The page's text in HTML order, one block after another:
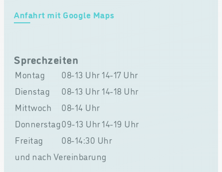
Anfahrt mit Google Maps
Sprechzeiten
Montag 08-13 Uhr 14-17 Uhr
Dienstag
08-13 Uhr 14-18 Uhr
Mittwoch
08-14 Uhr
Donnerstag09-13 Uhr14-19 Uhr
Freitag
08-14:30 Uhr
und nach Vereinbarung